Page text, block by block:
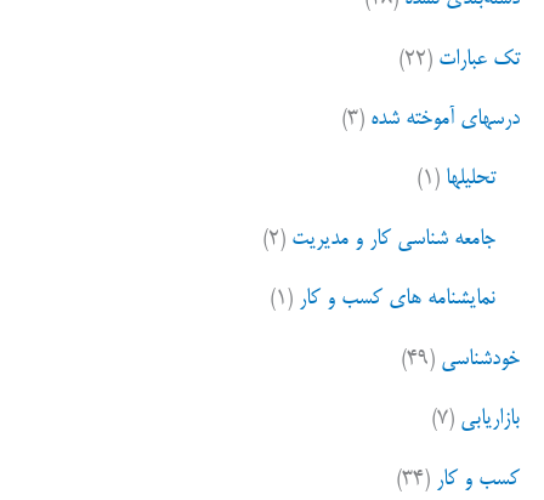
ا
تک عبارات (۲۲)
درسهای آموخته شده (۳)
تحلیلها (۱)
جامعه شناسی کار و مدیریت (۲)
نمایشنامه های کسب و کار (۱)
خودشناسی (۴۹)
بازاریابی (۷)
کسب و کار (۳۴)